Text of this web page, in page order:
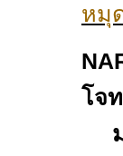
หมุ
โจ
ม